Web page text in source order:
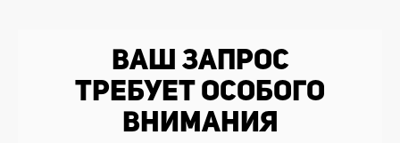
английского
Ваш запрос
требует особого
внимания